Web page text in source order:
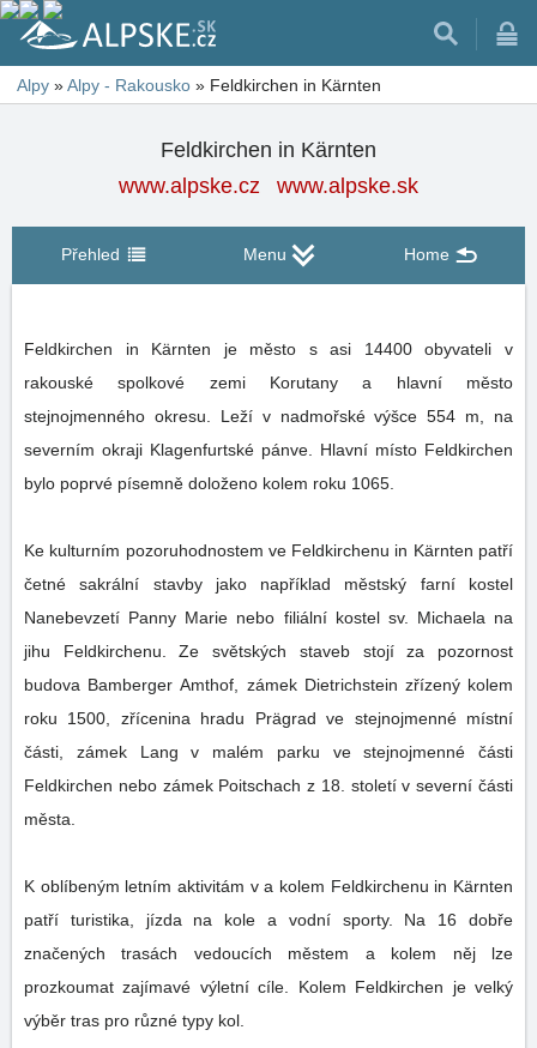
Alpy »Alpy - Rakousko » Feldkirchen in Kärnten
Feldkirchen in Kärnten
www.alpske.cz
www.alpske.sk
Přehled Menu Home
Feldkirchen in Kärnten je město s asi 14400 obyvateli v
rakouské spolkové zemi Korutany a hlavní město
stejnojmenného okresu. Leží v nadmořské výšce 554 m, na
severním okraji Klagenfurtské pánve. Hlavní místo Feldkirchen
bylo poprvé písemně doloženo kolem roku 1065.
Ke kulturním pozoruhodnostem ve Feldkirchenu in Kärnten patří
četné sakrální stavby jako například městský farní kostel
Nanebevzetí Panny Marie nebo filiální kostel sv. Michaela na
jihu Feldkirchenu. Ze světských staveb stojí za pozornost
budova Bamberger Amthof, zámek Dietrichstein zřízený kolem
roku 1500, zřícenina hradu Prägrad ve stejnojmenné místní
části, zámek Lang v malém parku ve stejnojmenné části
Feldkirchen nebo zámek Poitschach z 18. století v severní části
města.
K oblíbeným letním aktivitám v a kolem Feldkirchenu in Kärnten
patří turistika, jízda na kole a vodní sporty. Na 16 dobře
značených trasách vedoucích městem a kolem něj lze
prozkoumat zajímavé výletní cíle. Kolem Feldkirchen je velký
výběr tras pro různé typy kol.